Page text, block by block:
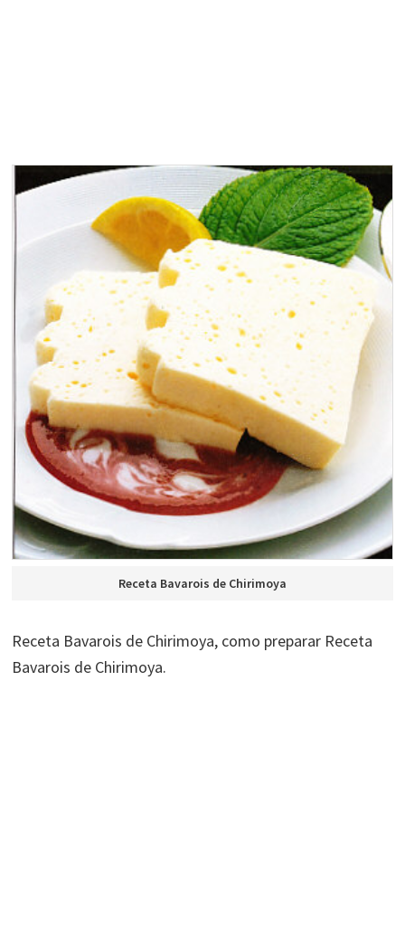
Receta Bavarois de Chirimoya
Receta Bavarois de Chirimoya, como preparar Receta
Bavarois de Chirimoya.